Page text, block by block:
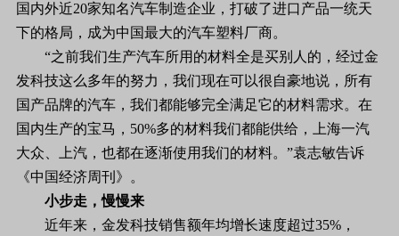
国内外近20家知名汽车制造企业，打破了进口产品一统天
下的格局，成为中国最大的汽车塑料厂商。
“之前我们生产汽车所用的材料全是买别人的，经过金
发科技这么多年的努力，我们现在可以很自豪地说，所有
国产品牌的汽车，我们都能够完全满足它的材料需求。在
国内生产的宝马，50%多的材料我们都能供给，上海一汽
大众、上汽，也都在逐渐使用我们的材料。”袁志敏告诉
《中国经济周刊》。
小步走，慢慢来
近年来，金发科技销售额年均增长速度超过35%，